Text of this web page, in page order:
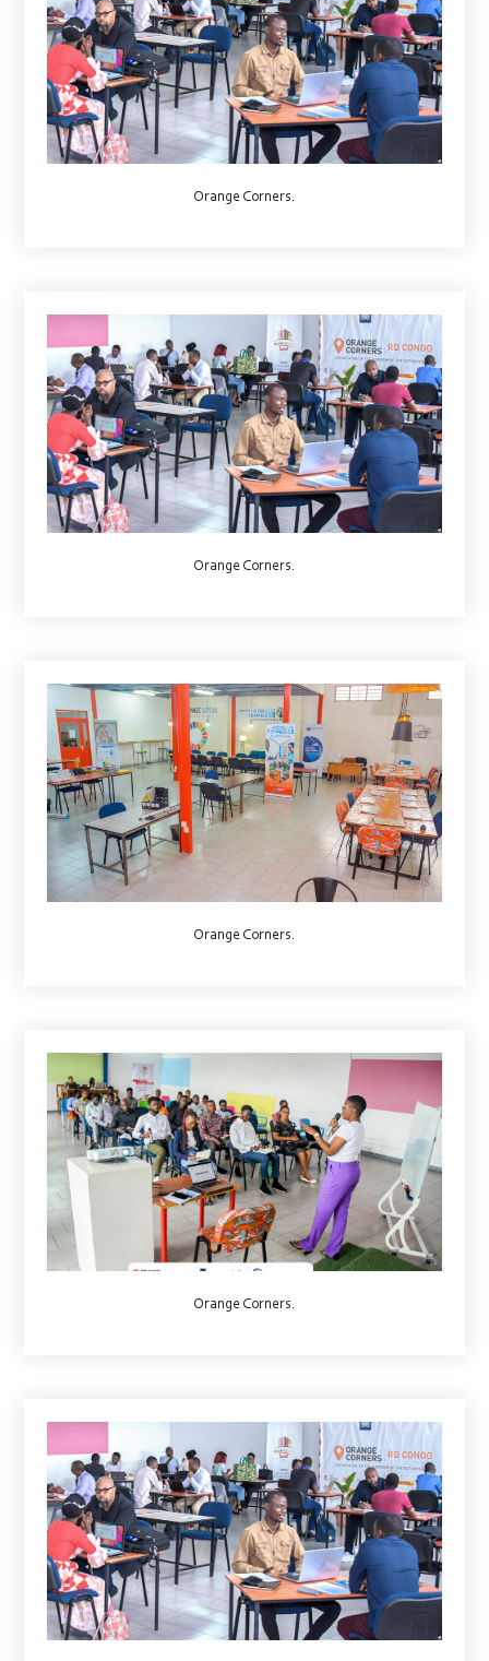
Orange Corners.
Orange Corners.
Orange Corners.
Orange Corners.